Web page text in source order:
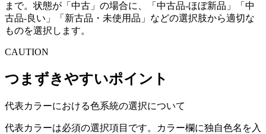
まで。状態が「中古」の場合に、「中古品-ほぼ新品」「中
古品-良い」「新古品・未使用品」などの選択肢から適切な
ものを選択します。
CAUTION
つまずきやすいポイント
代表カラーにおける色系統の選択について
代表カラーは必須の選択項目です。カラー欄に独自色名を入